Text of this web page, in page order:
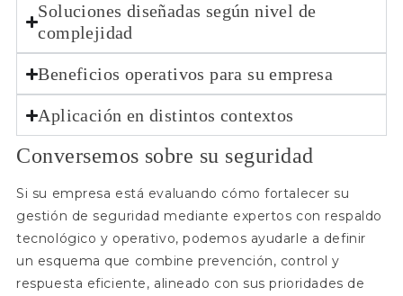
Soluciones diseñadas según nivel de
complejidad
Beneficios operativos para su empresa
Aplicación en distintos contextos
Conversemos sobre su seguridad
Si su empresa está evaluando cómo fortalecer su
gestión de seguridad mediante expertos con respaldo
tecnológico y operativo, podemos ayudarle a definir
un esquema que combine prevención, control y
respuesta eficiente, alineado con sus prioridades de